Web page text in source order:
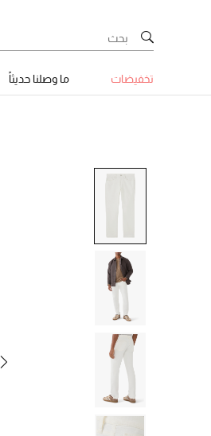
تخفيضات ما وصلنا حديثاً